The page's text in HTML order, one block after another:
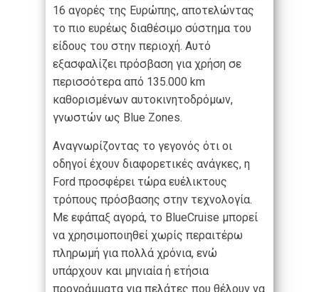
16 αγορές της Ευρώπης, αποτελώντας
το πιο ευρέως διαθέσιμο σύστημα του
είδους του στην περιοχή. Αυτό
εξασφαλίζει πρόσβαση για χρήση σε
περισσότερα από 135.000 km
καθορισμένων αυτοκινητοδρόμων,
γνωστών ως Blue Zones.
Αναγνωρίζοντας το γεγονός ότι οι
οδηγοί έχουν διαφορετικές ανάγκες, η
Ford προσφέρει τώρα ευέλικτους
τρόπους πρόσβασης στην τεχνολογία.
Με εφάπαξ αγορά, το BlueCruise μπορεί
να χρησιμοποιηθεί χωρίς περαιτέρω
πληρωμή για πολλά χρόνια, ενώ
υπάρχουν και μηνιαία ή ετήσια
προγράμματα για πελάτες που θέλουν να